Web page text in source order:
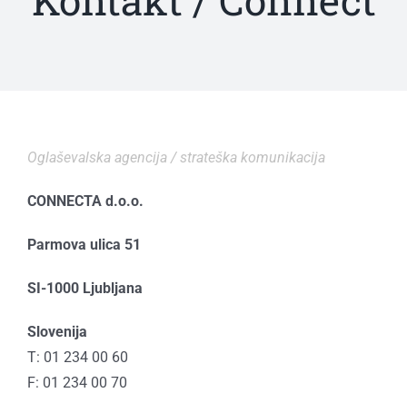
Oglaševalska agencija / strateška komunikacija
CONNECTA d.o.o.
Parmova ulica 51
SI-1000 Ljubljana
Slovenija
T: 01 234 00 60
F: 01 234 00 70